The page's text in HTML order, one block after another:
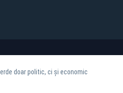
doar politic, ci și economic